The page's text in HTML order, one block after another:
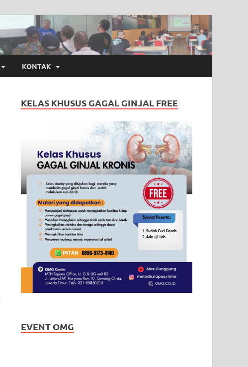
KONTAK
KELAS KHUSUS GAGAL GINJAL FREE
EVENT OMG